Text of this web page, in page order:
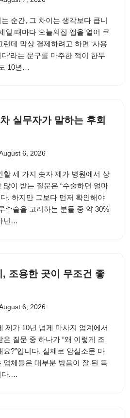
순간, 그 차이는 생각보다 큽니
일 때마다 오늘의집 앱을 열어 쿠
데 막상 결제하려고 하면 ‘사용
’라는 문구를 마주한 적이 한두
10년…
실무자가 말하는 후회
6, 2026
할 세 가지 숫자 제가 병원에서 상
많이 받는 질문은 “수술하면 얼마
. 하지만 그보다 먼저 확인해야
수술을 고려하는 분들 중 약 30%
닌…
, 조용한 곳이 무조건 좋
6, 2026
제가 10년 넘게 마사지 업계에서
질문 중 하나가 “왜 이렇게 조
요?”입니다. 실제로 암실소문 마
업체들은 대부분 방음이 잘 된 독
다.…